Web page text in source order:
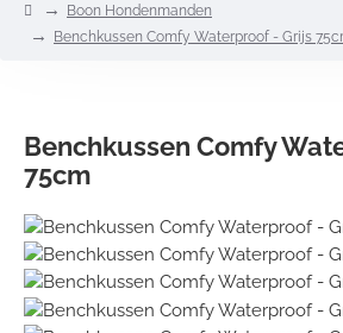
homeBoon Hondenmanden
Benchkussen Comfy Waterproof - Grijs
Benchkussen Comfy
75cm